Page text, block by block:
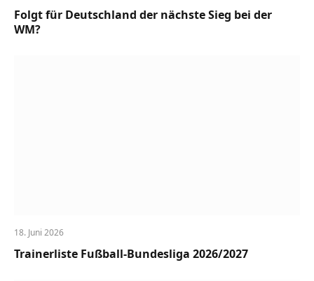
Folgt für Deutschland der nächste Sieg bei der
WM?
18. Juni 2026
Trainerliste Fußball-Bundesliga 2026/2027